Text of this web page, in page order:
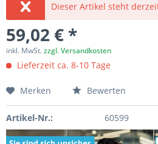
Dieser Artikel steht
59,02 € *
inkl. MwSt.zzgl. Versandkosten
Lieferzeit ca. 8-10 Tage
Merken Bewerten
Artikel-Nr.: 60599